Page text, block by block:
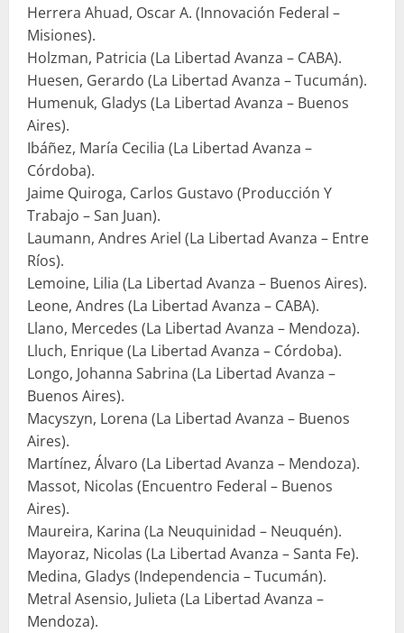
Herrera Ahuad, Oscar A. (Innovación Federal –
Misiones).
Holzman, Patricia (La Libertad Avanza – CABA).
Huesen, Gerardo (La Libertad Avanza – Tucumán).
Humenuk, Gladys (La Libertad Avanza – Buenos
Aires).
Ibáñez, María Cecilia (La Libertad Avanza –
Córdoba).
Jaime Quiroga, Carlos Gustavo (Producción Y
Trabajo – San Juan).
Laumann, Andres Ariel (La Libertad Avanza – Entre
Ríos).
Lemoine, Lilia (La Libertad Avanza – Buenos Aires).
Leone, Andres (La Libertad Avanza – CABA).
Llano, Mercedes (La Libertad Avanza – Mendoza).
Lluch, Enrique (La Libertad Avanza – Córdoba).
Longo, Johanna Sabrina (La Libertad Avanza –
Buenos Aires).
Macyszyn, Lorena (La Libertad Avanza – Buenos
Aires).
Martínez, Álvaro (La Libertad Avanza – Mendoza).
Massot, Nicolas (Encuentro Federal – Buenos
Aires).
Maureira, Karina (La Neuquinidad – Neuquén).
Mayoraz, Nicolas (La Libertad Avanza – Santa Fe).
Medina, Gladys (Independencia – Tucumán).
Metral Asensio, Julieta (La Libertad Avanza –
Mendoza).